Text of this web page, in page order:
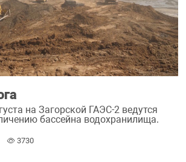
на Загорской ГАЭС-2 ведутся
бассейна водохранилища.
3730